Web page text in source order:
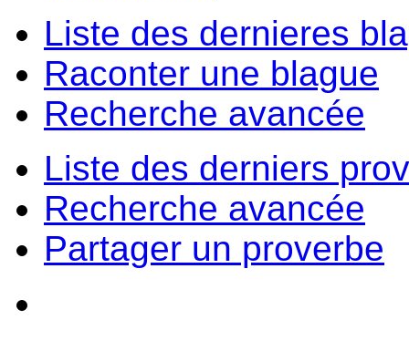
Liste des dernieres
Raconter une blague
Recherche avancée
Liste des derniers
Recherche avancée
Partager un proverbe